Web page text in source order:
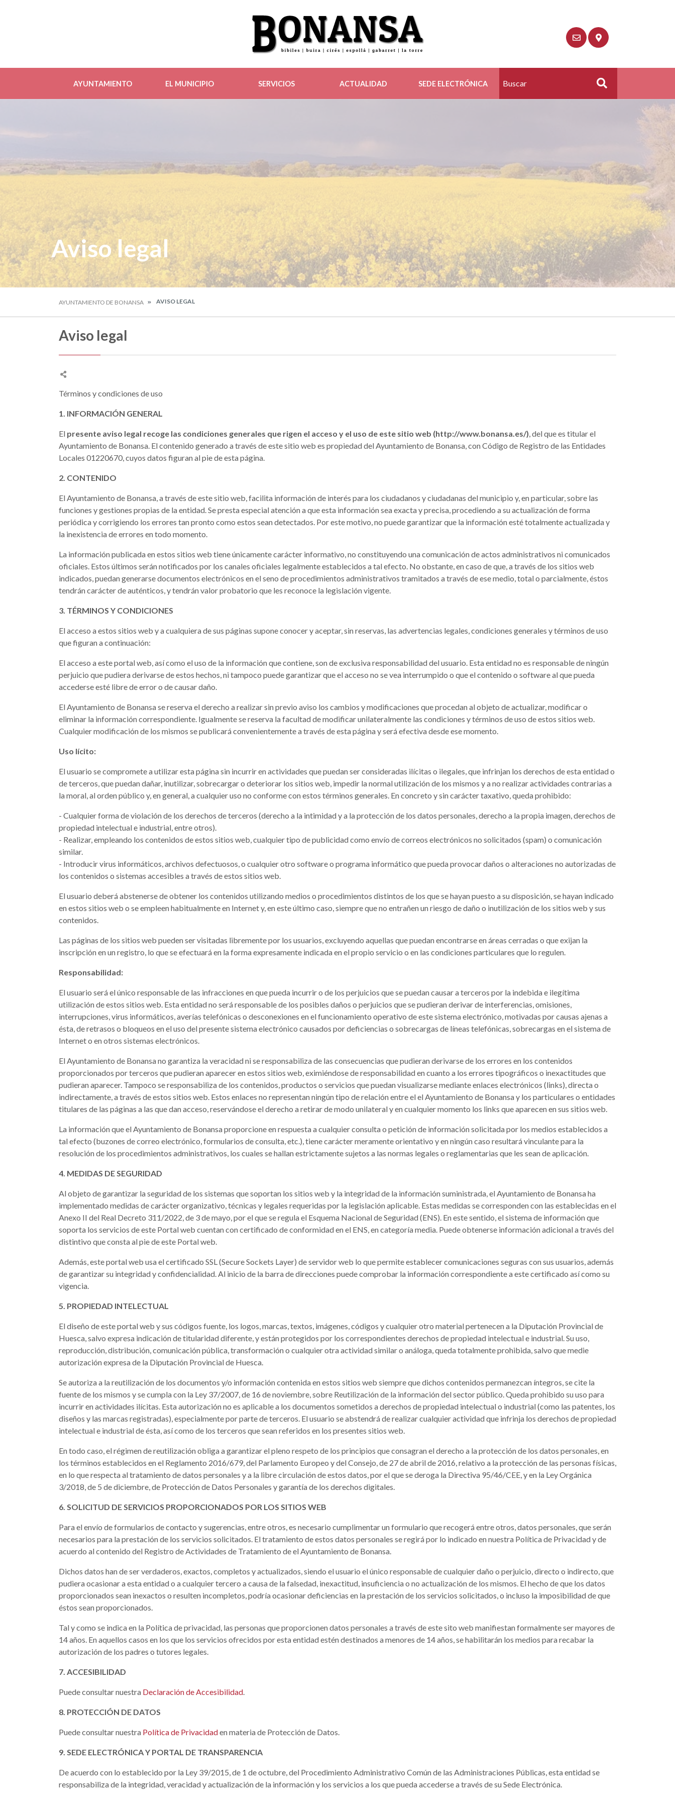
AYUNTAMIENTO EL MUNICIPIO SERVICIOS ACTUALIDAD SEDE ELECTRÓNICA Buscar
Aviso legal
AYUNTAMIENTO DE BONANSA AVISO LEGAL
Aviso legal
Términos y condiciones de uso
1. INFORMACIÓN GENERAL
El presente aviso legal recoge las condiciones generales que rigen el acceso y el uso de este sitio web (http://www.bonansa.es/), del que es titular el
Ayuntamiento de Bonansa. El contenido generado a través de este sitio web es propiedad del Ayuntamiento de Bonansa, con Código de Registro de las Entidades
Locales 01220670, cuyos datos figuran al pie de esta página.
2. CONTENIDO
El Ayuntamiento de Bonansa, a través de este sitio web, facilita información de interés para los ciudadanos y ciudadanas del municipio y, en particular, sobre las
funciones y gestiones propias de la entidad. Se presta especial atención a que esta información sea exacta y precisa, procediendo a su actualización de forma
periódica y corrigiendo los errores tan pronto como estos sean detectados. Por este motivo, no puede garantizar que la información esté totalmente actualizada y
la inexistencia de errores en todo momento.
La información publicada en estos sitios web tiene únicamente carácter informativo, no constituyendo una comunicación de actos administrativos ni comunicados
oficiales. Estos últimos serán notificados por los canales oficiales legalmente establecidos a tal efecto. No obstante, en caso de que, a través de los sitios web
indicados, puedan generarse documentos electrónicos en el seno de procedimientos administrativos tramitados a través de ese medio, total o parcialmente, éstos
tendrán carácter de auténticos, y tendrán valor probatorio que les reconoce la legislación vigente.
3. TÉRMINOS Y CONDICIONES
El acceso a estos sitios web y a cualquiera de sus páginas supone conocer y aceptar, sin reservas, las advertencias legales, condiciones generales y términos de uso
que figuran a continuación:
El acceso a este portal web, así como el uso de la información que contiene, son de exclusiva responsabilidad del usuario. Esta entidad no es responsable de ningún
perjuicio que pudiera derivarse de estos hechos, ni tampoco puede garantizar que el acceso no se vea interrumpido o que el contenido o software al que pueda
accederse esté libre de error o de causar daño.
El Ayuntamiento de Bonansa se reserva el derecho a realizar sin previo aviso los cambios y modificaciones que procedan al objeto de actualizar, modificar o
eliminar la información correspondiente. Igualmente se reserva la facultad de modificar unilateralmente las condiciones y términos de uso de estos sitios web.
Cualquier modificación de los mismos se publicará convenientemente a través de esta página y será efectiva desde ese momento.
Uso lícito:
El usuario se compromete a utilizar esta página sin incurrir en actividades que puedan ser consideradas ilícitas o ilegales, que infrinjan los derechos de esta entidad o
de terceros, que puedan dañar, inutilizar, sobrecargar o deteriorar los sitios web, impedir la normal utilización de los mismos y a no realizar actividades contrarias a
la moral, al orden público y, en general, a cualquier uso no conforme con estos términos generales. En concreto y sin carácter taxativo, queda prohibido:
- Cualquier forma de violación de los derechos de terceros (derecho a la intimidad y a la protección de los datos personales, derecho a la propia imagen, derechos de
propiedad intelectual e industrial, entre otros).
- Realizar, empleando los contenidos de estos sitios web, cualquier tipo de publicidad como envío de correos electrónicos no solicitados (spam) o comunicación
similar.
- Introducir virus informáticos, archivos defectuosos, o cualquier otro software o programa informático que pueda provocar daños o alteraciones no autorizadas de
los contenidos o sistemas accesibles a través de estos sitios web.
El usuario deberá abstenerse de obtener los contenidos utilizando medios o procedimientos distintos de los que se hayan puesto a su disposición, se hayan indicado
en estos sitios web o se empleen habitualmente en Internet y, en este último caso, siempre que no entrañen un riesgo de daño o inutilización de los sitios web y sus
contenidos.
Las páginas de los sitios web pueden ser visitadas libremente por los usuarios, excluyendo aquellas que puedan encontrarse en áreas cerradas o que exijan la
inscripción en un registro, lo que se efectuará en la forma expresamente indicada en el propio servicio o en las condiciones particulares que lo regulen.
Responsabilidad:
El usuario será el único responsable de las infracciones en que pueda incurrir o de los perjuicios que se puedan causar a terceros por la indebida e ilegítima
utilización de estos sitios web. Esta entidad no será responsable de los posibles daños o perjuicios que se pudieran derivar de interferencias, omisiones,
interrupciones, virus informáticos, averías telefónicas o desconexiones en el funcionamiento operativo de este sistema electrónico, motivadas por causas ajenas a
ésta, de retrasos o bloqueos en el uso del presente sistema electrónico causados por deficiencias o sobrecargas de líneas telefónicas, sobrecargas en el sistema de
Internet o en otros sistemas electrónicos.
El Ayuntamiento de Bonansa no garantiza la veracidad ni se responsabiliza de las consecuencias que pudieran derivarse de los errores en los contenidos
proporcionados por terceros que pudieran aparecer en estos sitios web, eximiéndose de responsabilidad en cuanto a los errores tipográficos o inexactitudes que
pudieran aparecer. Tampoco se responsabiliza de los contenidos, productos o servicios que puedan visualizarse mediante enlaces electrónicos (links), directa o
indirectamente, a través de estos sitios web. Estos enlaces no representan ningún tipo de relación entre el el Ayuntamiento de Bonansa y los particulares o entidades
titulares de las páginas a las que dan acceso, reservándose el derecho a retirar de modo unilateral y en cualquier momento los links que aparecen en sus sitios web.
La información que el Ayuntamiento de Bonansa proporcione en respuesta a cualquier consulta o petición de información solicitada por los medios establecidos a
tal efecto (buzones de correo electrónico, formularios de consulta, etc.), tiene carácter meramente orientativo y en ningún caso resultará vinculante para la
resolución de los procedimientos administrativos, los cuales se hallan estrictamente sujetos a las normas legales o reglamentarias que les sean de aplicación.
4. MEDIDAS DE SEGURIDAD
Al objeto de garantizar la seguridad de los sistemas que soportan los sitios web y la integridad de la información suministrada, el Ayuntamiento de Bonansa ha
implementado medidas de carácter organizativo, técnicas y legales requeridas por la legislación aplicable. Estas medidas se corresponden con las establecidas en el
Anexo II del Real Decreto 311/2022, de 3 de mayo, por el que se regula el Esquema Nacional de Seguridad (ENS). En este sentido, el sistema de información que
soporta los servicios de este Portal web cuentan con certificado de conformidad en el ENS, en categoría media. Puede obtenerse información adicional a través del
distintivo que consta al pie de este Portal web.
Además, este portal web usa el certificado SSL (Secure Sockets Layer) de servidor web lo que permite establecer comunicaciones seguras con sus usuarios, además
de garantizar su integridad y confidencialidad. Al inicio de la barra de direcciones puede comprobar la información correspondiente a este certificado así como su
vigencia.
5. PROPIEDAD INTELECTUAL
El diseño de este portal web y sus códigos fuente, los logos, marcas, textos, imágenes, códigos y cualquier otro material pertenecen a la Diputación Provincial de
Huesca, salvo expresa indicación de titularidad diferente, y están protegidos por los correspondientes derechos de propiedad intelectual e industrial. Su uso,
reproducción, distribución, comunicación pública, transformación o cualquier otra actividad similar o análoga, queda totalmente prohibida, salvo que medie
autorización expresa de la Diputación Provincial de Huesca.
Se autoriza a la reutilización de los documentos y/o información contenida en estos sitios web siempre que dichos contenidos permanezcan íntegros, se cite la
fuente de los mismos y se cumpla con la Ley 37/2007, de 16 de noviembre, sobre Reutilización de la información del sector público. Queda prohibido su uso para
incurrir en actividades ilícitas. Esta autorización no es aplicable a los documentos sometidos a derechos de propiedad intelectual o industrial (como las patentes, los
diseños y las marcas registradas), especialmente por parte de terceros. El usuario se abstendrá de realizar cualquier actividad que infrinja los derechos de propiedad
intelectual e industrial de ésta, así como de los terceros que sean referidos en los presentes sitios web.
En todo caso, el régimen de reutilización obliga a garantizar el pleno respeto de los principios que consagran el derecho a la protección de los datos personales, en
los términos establecidos en el Reglamento 2016/679, del Parlamento Europeo y del Consejo, de 27 de abril de 2016, relativo a la protección de las personas físicas,
en lo que respecta al tratamiento de datos personales y a la libre circulación de estos datos, por el que se deroga la Directiva 95/46/CEE, y en la Ley Orgánica
3/2018, de 5 de diciembre, de Protección de Datos Personales y garantía de los derechos digitales.
6. SOLICITUD DE SERVICIOS PROPORCIONADOS POR LOS SITIOS WEB
Para el envío de formularios de contacto y sugerencias, entre otros, es necesario cumplimentar un formulario que recogerá entre otros, datos personales, que serán
necesarios para la prestación de los servicios solicitados. El tratamiento de estos datos personales se regirá por lo indicado en nuestra Política de Privacidad y de
acuerdo al contenido del Registro de Actividades de Tratamiento de el Ayuntamiento de Bonansa.
Dichos datos han de ser verdaderos, exactos, completos y actualizados, siendo el usuario el único responsable de cualquier daño o perjuicio, directo o indirecto, que
pudiera ocasionar a esta entidad o a cualquier tercero a causa de la falsedad, inexactitud, insuficiencia o no actualización de los mismos. El hecho de que los datos
proporcionados sean inexactos o resulten incompletos, podría ocasionar deficiencias en la prestación de los servicios solicitados, o incluso la imposibilidad de que
éstos sean proporcionados.
Tal y como se indica en la Política de privacidad, las personas que proporcionen datos personales a través de este sito web manifiestan formalmente ser mayores de
14 años. En aquellos casos en los que los servicios ofrecidos por esta entidad estén destinados a menores de 14 años, se habilitarán los medios para recabar la
autorización de los padres o tutores legales.
7. ACCESIBILIDAD
Puede consultar nuestra Declaración de Accesibilidad.
8. PROTECCIÓN DE DATOS
Puede consultar nuestra Política de Privacidaden materia de Protección de Datos.
9. SEDE ELECTRÓNICA Y PORTAL DE TRANSPARENCIA
De acuerdo con lo establecido por la Ley 39/2015, de 1 de octubre, del Procedimiento Administrativo Común de las Administraciones Públicas, esta entidad se
responsabiliza de la integridad, veracidad y actualización de la información y los servicios a los que pueda accederse a través de su Sede Electrónica.